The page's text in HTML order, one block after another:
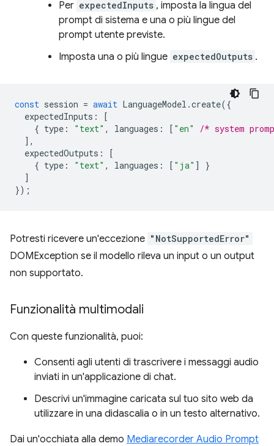
Per expectedInputs , imposta la lingua del
prompt di sistema e una o più lingue del
prompt utente previste.
Imposta una o più lingue expectedOutputs .
const session = await LanguageModel .create({
expectedInputs :
[
{ type : "text" , languages : [ "en"
/* system
],
expectedOutputs :
[
{ type : "text" , languages : [ "ja" ]
}
]
});
Potresti ricevere un'eccezione "NotSupportedError"
DOMException se il modello rileva un input o un output
non supportato.
Funzionalità multimodali
Con queste funzionalità, puoi:
Consenti agli utenti di trascrivere i messaggi audio
inviati in un'applicazione di chat.
Descrivi un'immagine caricata sul tuo sito web da
utilizzare in una didascalia o in un testo alternativo.
Dai un'occhiata alla demo Mediarecorder Audio Prompt